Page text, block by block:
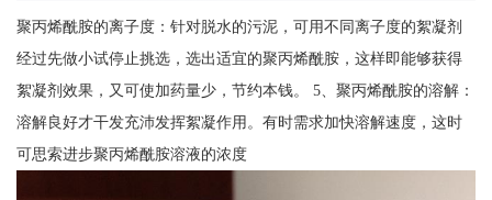
聚丙烯酰胺的离子度：针对脱水的污泥，可用不同离子度的絮凝剂
经过先做小试停止挑选，选出适宜的聚丙烯酰胺，这样即能够获得
絮凝剂效果，又可使加药量少，节约本钱。 5、聚丙烯酰胺的溶解：
溶解良好才干发充沛发挥絮凝作用。有时需求加快溶解速度，这时
可思索进步聚丙烯酰胺溶液的浓度